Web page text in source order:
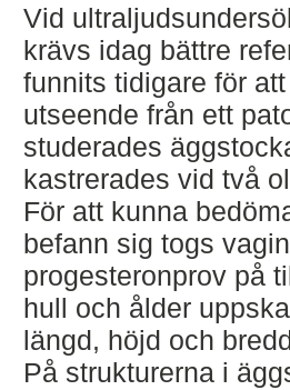
Vid
krävs idag bättre
funnits tidigare för
utseende från ett
studerades
kastrerades vid två
För att kunna
befann sig togs
progesteronprov på
hull och ålder
längd, höjd och
På strukturerna i